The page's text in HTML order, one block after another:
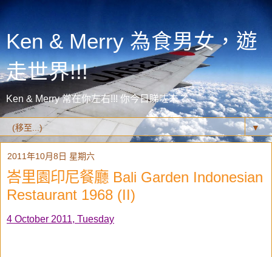
Ken & Merry 為食男女，遊
走世界!!!
Ken & Merry 常在你左右!!! 你今日睇咗未？
▼
2011年10月8日 星期六
峇里園印尼餐廳 Bali Garden Indonesian
Restaurant 1968 (II)
4 October 2011, Tuesday